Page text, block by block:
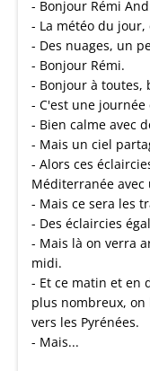
- Bonjour Rémi
- La météo du
- Des nuages, un
- Bonjour Rémi.
- Bonjour à toutes,
- C'est une
- Bien calme avec
- Mais un ciel
- Alors ces
Méditerranée avec
- Mais ce sera les
- Des éclaircies
- Mais là on verra
midi.
- Et ce matin et en
plus nombreux, on
vers les Pyrénées.
- Mais...